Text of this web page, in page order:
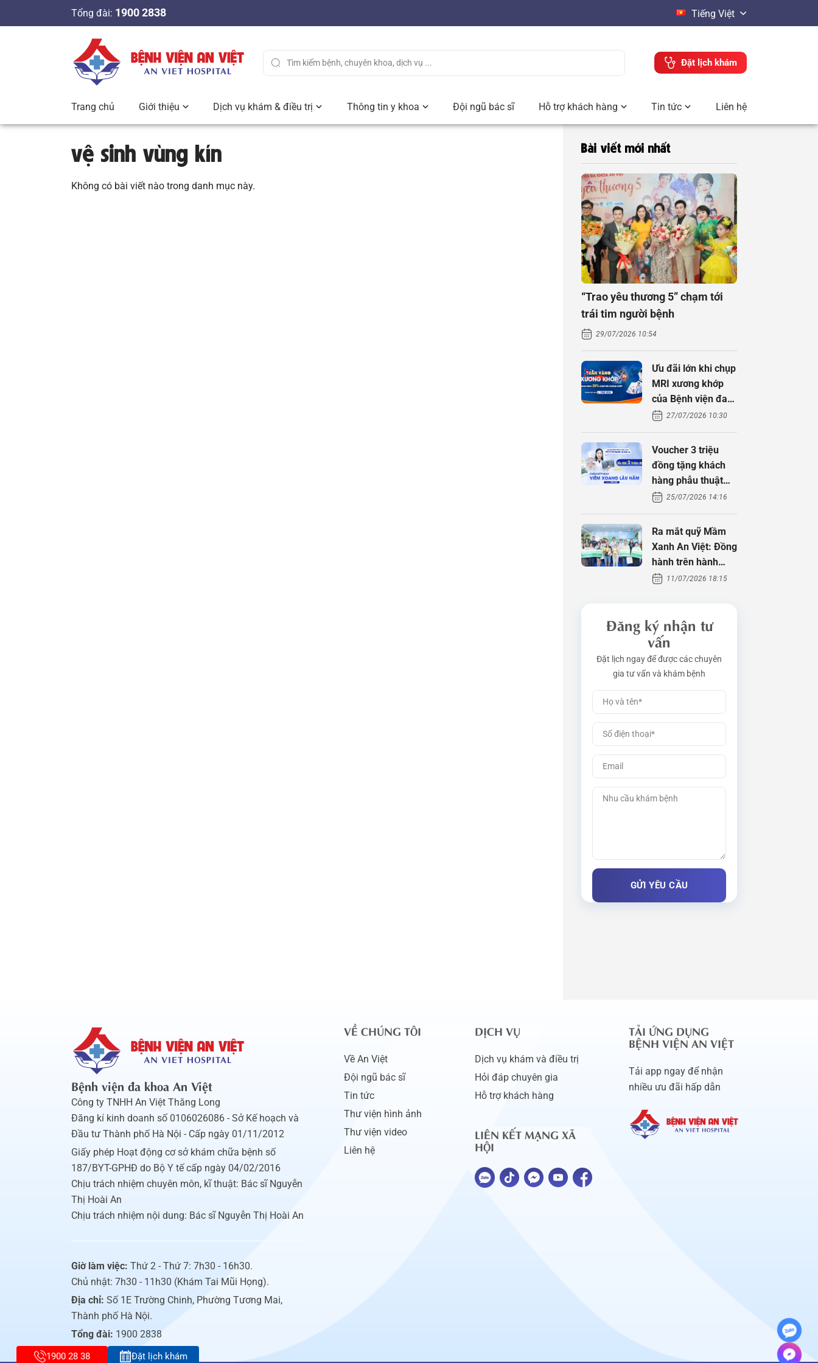
n
Tổng đài: 1900 2838 Tiếng Việt
Đặt lịch khám
Trang chủ Giới thiệu Dịch vụ khám & điều trị Thông tin y khoa Đội ngũ bác sĩ Hỗ trợ khách hàng Tin tức Liên hệ
vệ sinh vùng kín
Không có bài viết nào trong danh mục này.
Bài viết mới nhất
“Trao yêu thương 5” chạm tới
trái tim người bệnh
29/07/2026 10:54
Ưu đãi lớn khi chụp
MRI xương khớp
của Bệnh viện đa
khoa An Việt
27/07/2026 10:30
Voucher 3 triệu
đồng tặng khách
hàng phẫu thuật
xoang cùng PGS.
TS Nguyễn Thị
Hoài An
25/07/2026 14:16
Ra mắt quỹ Mầm
Xanh An Việt: Đồng
hành trên hành
trình tìm con
11/07/2026 18:15
Đăng ký nhận tư
vấn
Đặt lịch ngay để được các chuyên
gia tư vấn và khám bệnh
Bệnh viện đa khoa An Việt
Công ty TNHH An Việt Thăng Long
Đăng kí kinh doanh số 0106026086 - Sở Kế hoạch và
Đầu tư Thành phố Hà Nội - Cấp ngày 01/11/2012
Giấy phép Hoạt động cơ sở khám chữa bệnh số
187/BYT-GPHĐ do Bộ Y tế cấp ngày 04/02/2016
Chịu trách nhiệm chuyên môn, kĩ thuật: Bác sĩ Nguyễn
Thị Hoài An
Chịu trách nhiệm nội dung: Bác sĩ Nguyễn Thị Hoài An
Giờ làm việc: Thứ 2 - Thứ 7: 7h30 - 16h30.
Chủ nhật: 7h30 - 11h30 (Khám Tai Mũi Họng).
Địa chỉ: Số 1E Trường Chinh, Phường Tương Mai,
Thành phố Hà Nội.
Tổng đài: 1900 2838
VỀ CHÚNG TÔI
Về An Việt
Đội ngũ bác sĩ
Tin tức
Thư viện hình ảnh
Thư viện video
Liên hệ
DỊCH VỤ
Dịch vụ khám và điều trị
Hỏi đáp chuyên gia
Hỗ trợ khách hàng
LIÊN KẾT MẠNG XÃ
HỘI
TẢI ỨNG DỤNG
BỆNH VIỆN AN VIỆT
Tải app ngay để nhận
nhiều ưu đãi hấp dẫn
1900 28 38 Đặt lịch khám